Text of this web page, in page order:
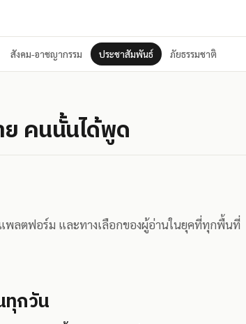
สังคม-อาชญากรรม ประชาสัมพันธ์ ภัยธรรมชาติ
คนนั้นได้พูด
แพลตฟอร์ม และทางเลือกของผู้อ่านในยุคที่ทุกพื้นที่
ทุกวัน